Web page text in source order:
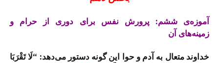
آموزه‌ی ششم: پرورش نفس برای دوری از حرام و
زمینه‌های آن
خداوند متعال به آدم و حوا این گونه دستور می‌دهد: “لَا تَقْرَبَا